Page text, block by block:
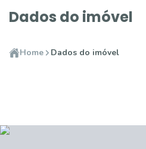
Dados do imóvel
Home Dados do imóvel